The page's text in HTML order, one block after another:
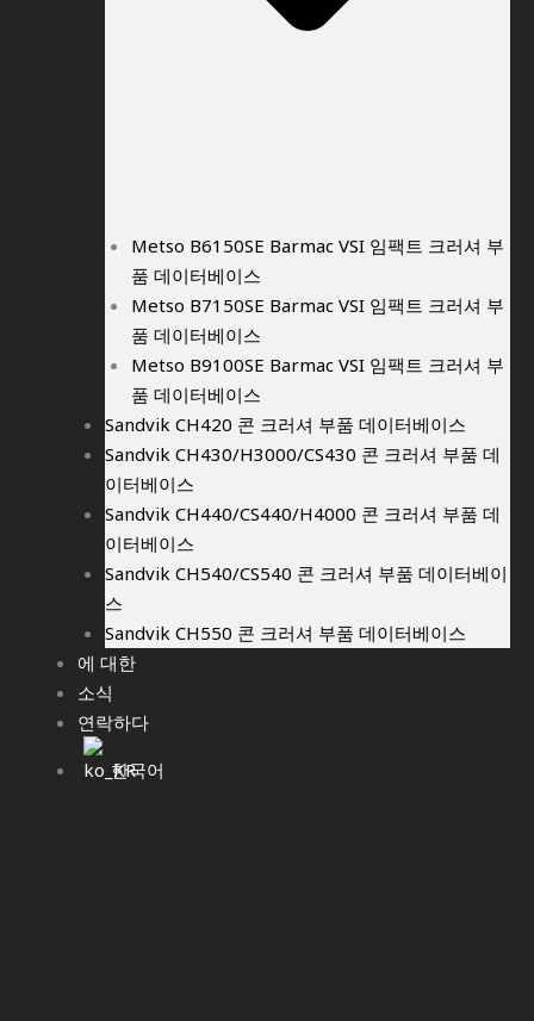
Metso B6150SE Barmac VSI 임팩트 크러셔 부
품 데이터베이스
Metso B7150SE Barmac VSI 임팩트 크러셔 부
품 데이터베이스
Metso B9100SE Barmac VSI 임팩트 크러셔 부
품 데이터베이스
Sandvik CH420 콘 크러셔 부품 데이터베이스
Sandvik CH430/H3000/CS430 콘 크러셔 부품 데
이터베이스
Sandvik CH440/CS440/H4000 콘 크러셔 부품 데
이터베이스
Sandvik CH540/CS540 콘 크러셔 부품 데이터베이
스
Sandvik CH550 콘 크러셔 부품 데이터베이스
에 대한
소식
연락하다
한국어